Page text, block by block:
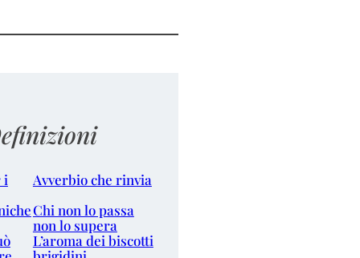
i
Avverbio che rinvia
Chi non lo passa
non lo supera
L’aroma dei biscotti